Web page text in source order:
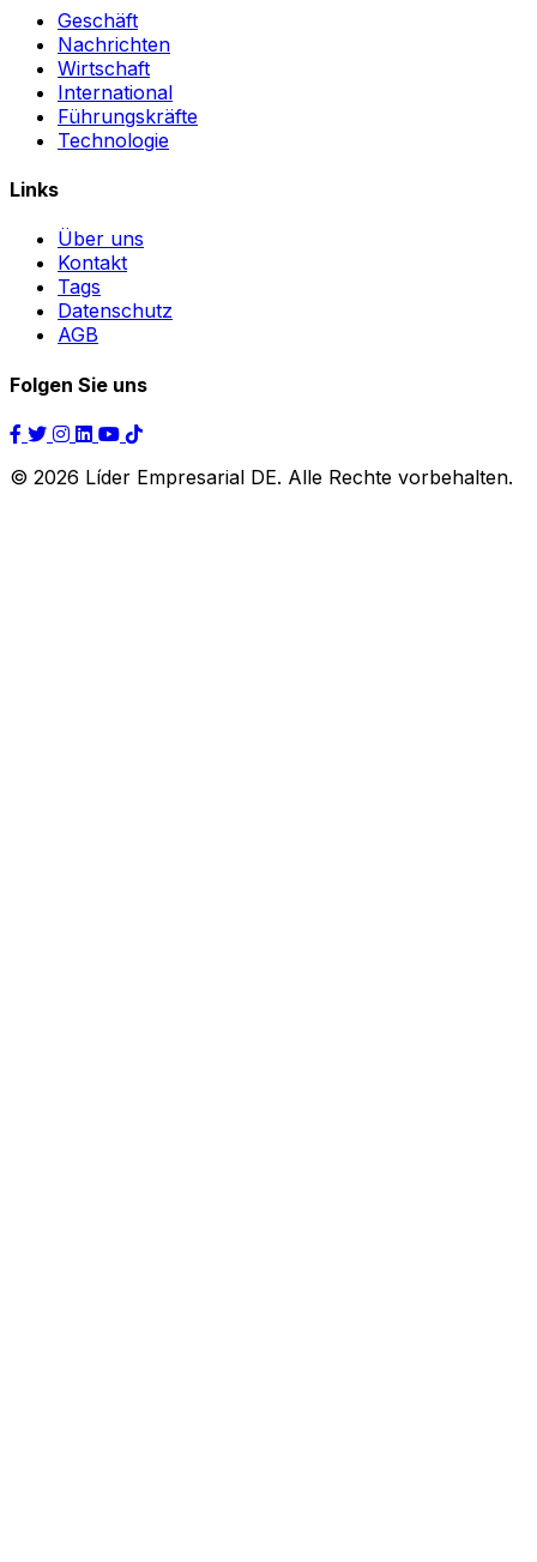
Geschäft
Nachrichten
Wirtschaft
International
Führungskräfte
Technologie
Links
Über uns
Kontakt
Tags
Datenschutz
AGB
Folgen Sie uns
© 2026 Líder Empresarial DE. Alle Rechte vorbehalten.